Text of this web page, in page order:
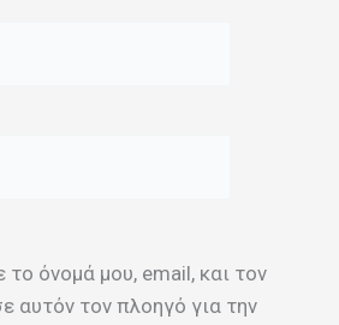
όνομά μου, email, και τον
αυτόν τον πλοηγό για την